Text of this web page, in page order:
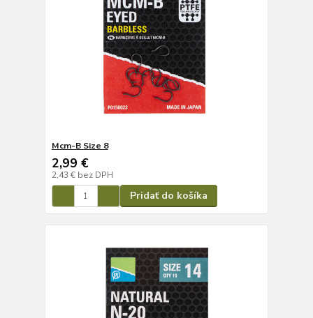
Mcm-B Size 8
2,99 €
2,43 € bez DPH
Pridať do košíka